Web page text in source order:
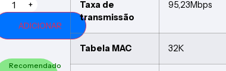
+
ADICIONAR
Recomendado
Taxa de
transmissão
95,23Mbps
Tabela MAC 32K